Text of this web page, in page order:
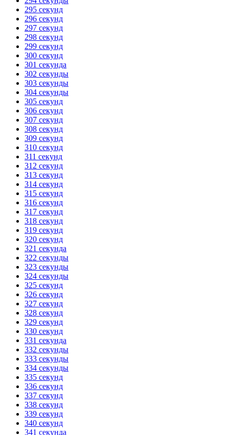
295 секунд
296 секунд
297 секунд
298 секунд
299 секунд
300 секунд
301 секунда
302 секунды
303 секунды
304 секунды
305 секунд
306 секунд
307 секунд
308 секунд
309 секунд
310 секунд
311 секунд
312 секунд
313 секунд
314 секунд
315 секунд
316 секунд
317 секунд
318 секунд
319 секунд
320 секунд
321 секунда
322 секунды
323 секунды
324 секунды
325 секунд
326 секунд
327 секунд
328 секунд
329 секунд
330 секунд
331 секунда
332 секунды
333 секунды
334 секунды
335 секунд
336 секунд
337 секунд
338 секунд
339 секунд
340 секунд
341 секунда